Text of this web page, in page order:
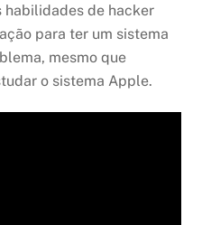
habilidades de hacker
para ter um sistema
mesmo que
o sistema Apple.